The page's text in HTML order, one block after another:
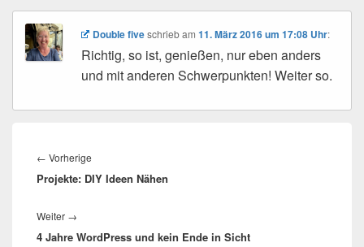
Double fiveschriebam11. März 2016 um 17:08 Uhr:
Richtig, so ist, genießen, nur eben anders
und mit anderen Schwerpunkten! Weiter so.
← Vorherige
Beitrag:
Projekte: DIY Ideen Nähen
Weiter →
Beitrag:
4 Jahre WordPress und kein Ende in Sicht